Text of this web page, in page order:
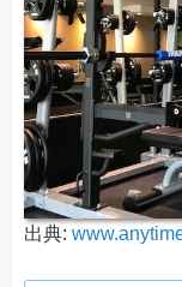
出典: